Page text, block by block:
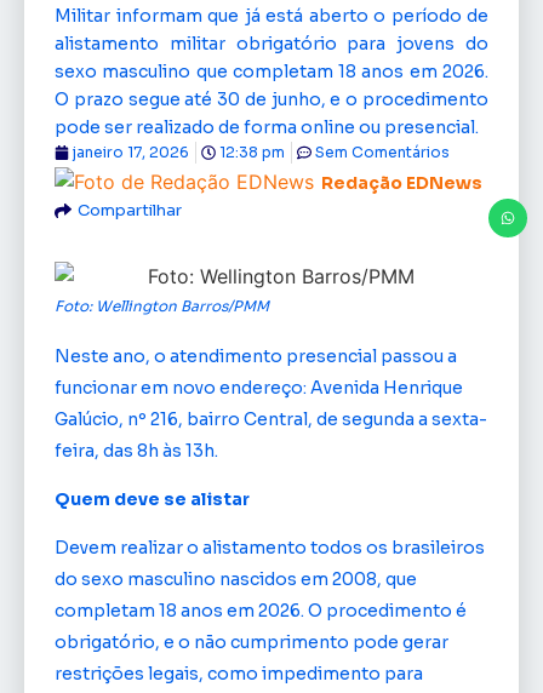
Militar informam que já está aberto o período de
alistamento militar obrigatório para jovens do
sexo masculino que completam 18 anos em 2026.
O prazo segue até 30 de junho, e o procedimento
pode ser realizado de forma online ou presencial.
Redação EDNews
janeiro 17, 2026 12:38 pm Sem Comentários
Compartilhar
Foto: Wellington Barros/PMM
Neste ano, o atendimento presencial passou a
funcionar em novo endereço: Avenida Henrique
Galúcio, nº 216, bairro Central, de segunda a sexta-
feira, das 8h às 13h.
Quem deve se alistar
Devem realizar o alistamento todos os brasileiros
do sexo masculino nascidos em 2008, que
completam 18 anos em 2026. O procedimento é
obrigatório, e o não cumprimento pode gerar
restrições legais, como impedimento para